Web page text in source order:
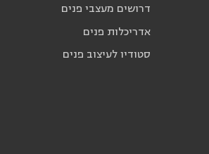
דרושים מעצבי פנים
אדריכלות פנים
סטודיו לעיצוב פנים